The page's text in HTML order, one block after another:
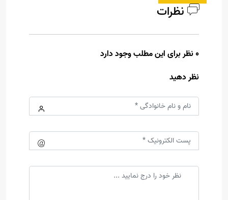
نظرات
0 نظر برای این مطلب وجود دارد
نظر دهید